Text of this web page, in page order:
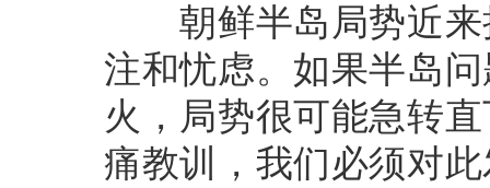
朝鲜半岛局势近来
注和忧虑。如果半岛
火，局势很可能急转
痛教训，我们必须对